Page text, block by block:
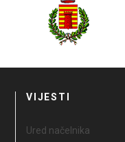
VIJESTI
Ured načelnika